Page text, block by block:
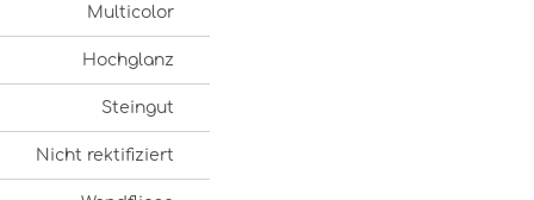
Multicolor
Hochglanz
Steingut
Nicht rektifiziert